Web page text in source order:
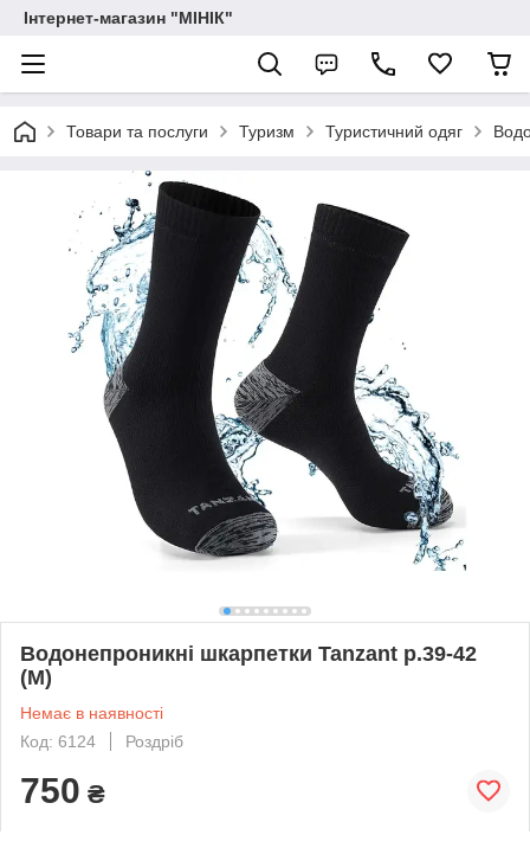
Інтернет-магазин "МІНІК"
Товари та послуги Туризм Туристичний одяг
Водонепроникні шкарпетки Tanzant р.39-42
(M)
Немає в наявності
Код: 6124
Роздріб
750 ₴